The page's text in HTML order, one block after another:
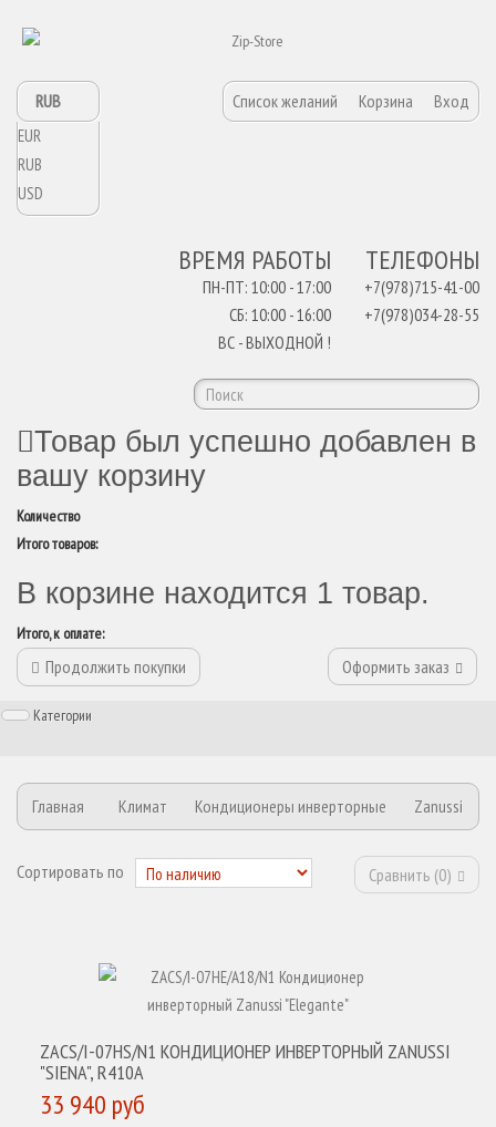
Список желаний Корзина Вход
RUB
EUR
RUB
USD
ТЕЛЕФОНЫ
+7(978)715-41-00
+7(978)034-28-55
ВРЕМЯ РАБОТЫ
ПН-ПТ: 10:00 - 17:00
СБ: 10:00 - 16:00
ВС - ВЫХОДНОЙ !
Товар был успешно добавлен в
вашу корзину
Количество
Итого товаров:
В корзине находится 1 товар.
Итого, к оплате:
Продолжить покупки Оформить заказ
Категории
Главная Климат Кондиционеры инверторные Zanussi
Сортировать по Сравнить (0)
ZACS/I-07HS/N1 КОНДИЦИОНЕР ИНВЕРТОРНЫЙ ZANUSSI
"SIENA", R410A
33 940 руб